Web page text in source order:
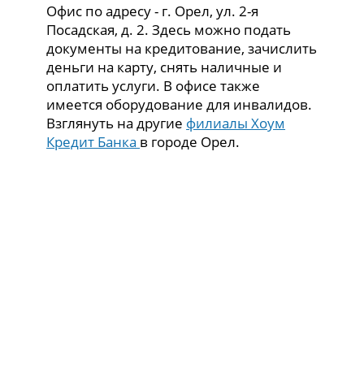
Офис по адресу - г. Орел, ул. 2-я
Посадская, д. 2. Здесь можно подать
документы на кредитование, зачислить
деньги на карту, снять наличные и
оплатить услуги. В офисе также
имеется оборудование для инвалидов.
Взглянуть на другие филиалы Хоум
Кредит Банка в городе Орел.